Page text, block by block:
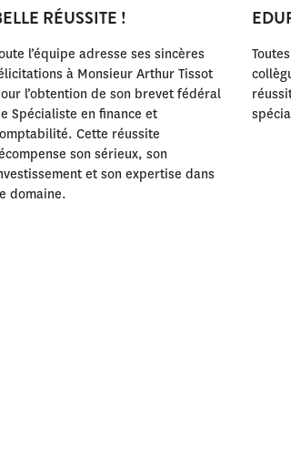
RÉUSSITE !
l’équipe adresse ses sincères
à Monsieur Arthur Tissot
l’obtention de son brevet fédéral
Spécialiste en finance et
Cette réussite
son sérieux, son
et son expertise dans
domaine.